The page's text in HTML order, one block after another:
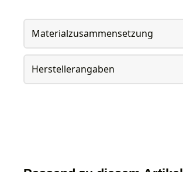
Materialzusammensetzung
Herstellerangaben